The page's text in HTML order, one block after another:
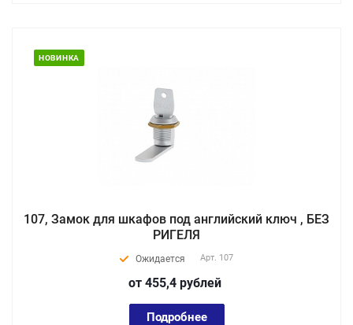
НОВИНКА
107, Замок для шкафов под английский ключ , БЕЗ
РИГЕЛЯ
Ожидается Арт. 107
от 455,4 рублей
Подробнее